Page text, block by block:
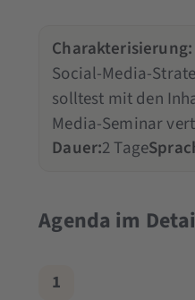
Charakterisierung:
Social-Media-
solltest mit den
Media-Seminar
Dauer:2 Tage
Agenda im
1